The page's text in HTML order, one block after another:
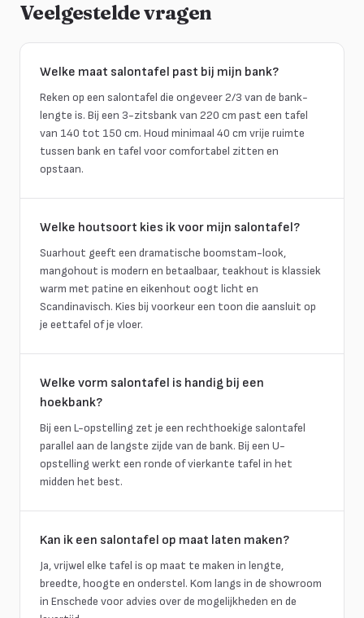
Veelgestelde vragen
Welke maat salontafel past bij mijn bank?
Reken op een salontafel die ongeveer 2/3 van de bank-
lengte is. Bij een 3-zitsbank van 220 cm past een tafel
van 140 tot 150 cm. Houd minimaal 40 cm vrije ruimte
tussen bank en tafel voor comfortabel zitten en
opstaan.
Welke houtsoort kies ik voor mijn salontafel?
Suarhout geeft een dramatische boomstam-look,
mangohout is modern en betaalbaar, teakhout is klassiek
warm met patine en eikenhout oogt licht en
Scandinavisch. Kies bij voorkeur een toon die aansluit op
je eettafel of je vloer.
Welke vorm salontafel is handig bij een
hoekbank?
Bij een L-opstelling zet je een rechthoekige salontafel
parallel aan de langste zijde van de bank. Bij een U-
opstelling werkt een ronde of vierkante tafel in het
midden het best.
Kan ik een salontafel op maat laten maken?
Ja, vrijwel elke tafel is op maat te maken in lengte,
breedte, hoogte en onderstel. Kom langs in de showroom
in Enschede voor advies over de mogelijkheden en de